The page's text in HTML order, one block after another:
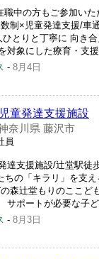
職中の方もご参加い
制×児童発達支援/車
とりと丁寧に 向き
対象にした療育・支
- 8月4日
童発達支援施設
奈川県 藤沢市
員
達支援施設/辻堂駅
ちの「キラリ」を支
森辻堂もりのここど
サポートが必要な子
- 8月3日